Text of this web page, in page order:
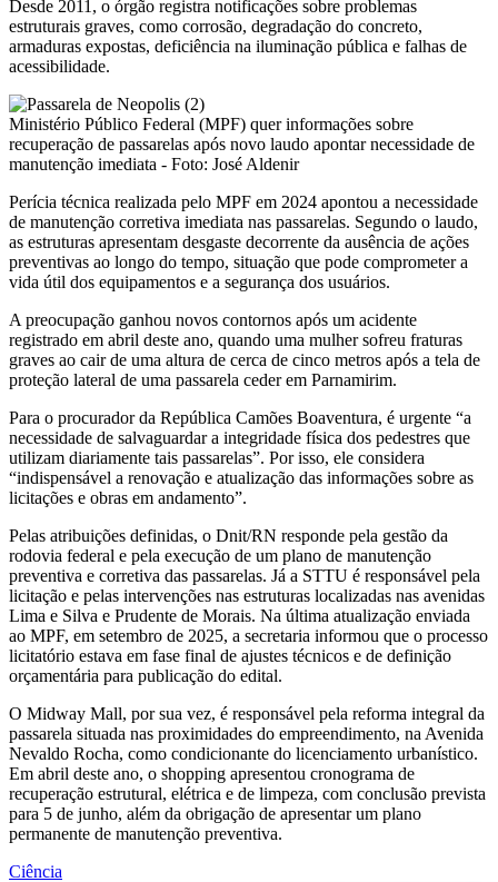
Desde 2011, o órgão registra notificações sobre problemas
estruturais graves, como corrosão, degradação do concreto,
armaduras expostas, deficiência na iluminação pública e falhas de
acessibilidade.
Ministério Público Federal (MPF) quer informações sobre
recuperação de passarelas após novo laudo apontar necessidade de
manutenção imediata - Foto: José Aldenir
Perícia técnica realizada pelo MPF em 2024 apontou a necessidade
de manutenção corretiva imediata nas passarelas. Segundo o laudo,
as estruturas apresentam desgaste decorrente da ausência de ações
preventivas ao longo do tempo, situação que pode comprometer a
vida útil dos equipamentos e a segurança dos usuários.
A preocupação ganhou novos contornos após um acidente
registrado em abril deste ano, quando uma mulher sofreu fraturas
graves ao cair de uma altura de cerca de cinco metros após a tela de
proteção lateral de uma passarela ceder em Parnamirim.
Para o procurador da República Camões Boaventura, é urgente “a
necessidade de salvaguardar a integridade física dos pedestres que
utilizam diariamente tais passarelas”. Por isso, ele considera
“indispensável a renovação e atualização das informações sobre as
licitações e obras em andamento”.
Pelas atribuições definidas, o Dnit/RN responde pela gestão da
rodovia federal e pela execução de um plano de manutenção
preventiva e corretiva das passarelas. Já a STTU é responsável pela
licitação e pelas intervenções nas estruturas localizadas nas avenidas
Lima e Silva e Prudente de Morais. Na última atualização enviada
ao MPF, em setembro de 2025, a secretaria informou que o processo
licitatório estava em fase final de ajustes técnicos e de definição
orçamentária para publicação do edital.
O Midway Mall, por sua vez, é responsável pela reforma integral da
passarela situada nas proximidades do empreendimento, na Avenida
Nevaldo Rocha, como condicionante do licenciamento urbanístico.
Em abril deste ano, o shopping apresentou cronograma de
recuperação estrutural, elétrica e de limpeza, com conclusão prevista
para 5 de junho, além da obrigação de apresentar um plano
permanente de manutenção preventiva.
Ciência